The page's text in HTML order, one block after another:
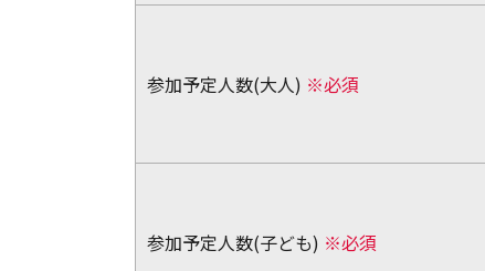
参加予定人数(大人) ※必須
参加予定人数(子ども) ※必須